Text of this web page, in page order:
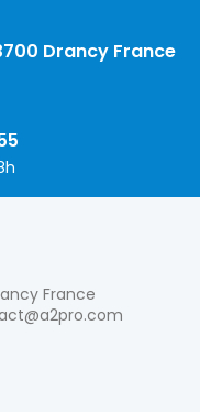
Drancy France
France